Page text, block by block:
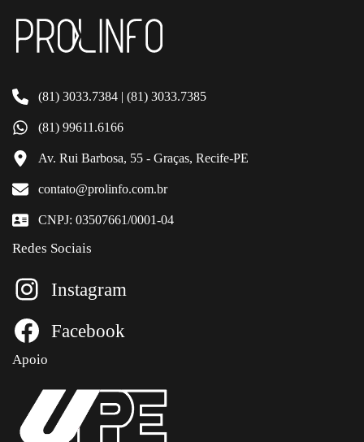
(81) 3033.7384 | (81) 3033.7385
(81) 99611.6166
Av. Rui Barbosa, 55 - Graças, Recife-PE
contato@prolinfo.com.br
CNPJ: 03507661/0001-04
Redes Sociais
Instagram
Facebook
Apoio